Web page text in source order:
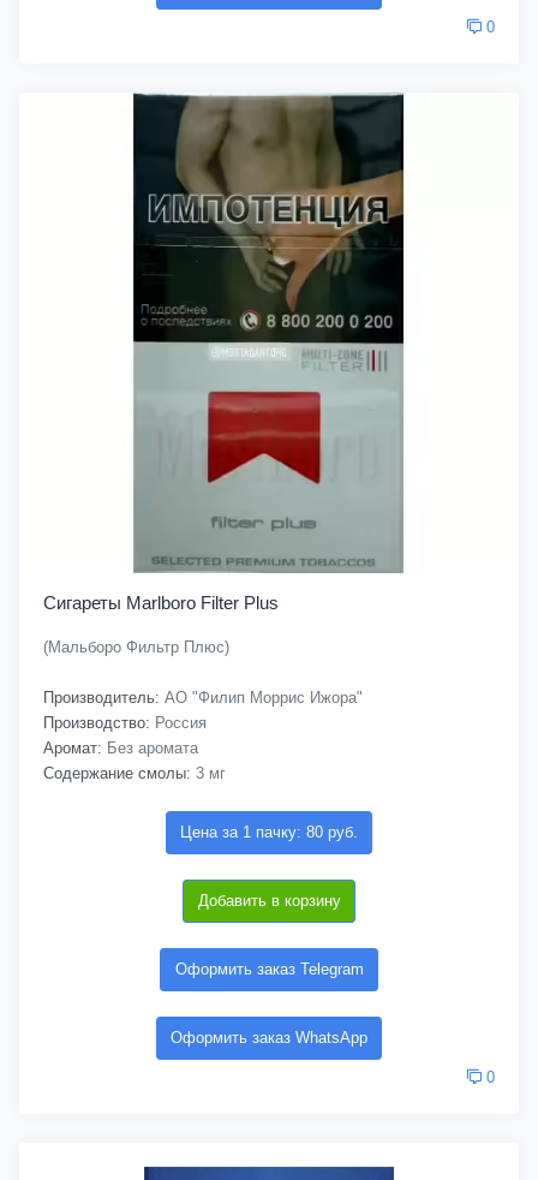
0
Сигареты Marlboro Filter Plus
(Мальборо Фильтр Плюс)
Производитель: АО "Филип Моррис Ижора"
Производство: Россия
Аромат: Без аромата
Содержание смолы: 3 мг
Цена за 1 пачку: 80 руб.
Добавить в корзину
Оформить заказ Telegram
Оформить заказ WhatsApp
0